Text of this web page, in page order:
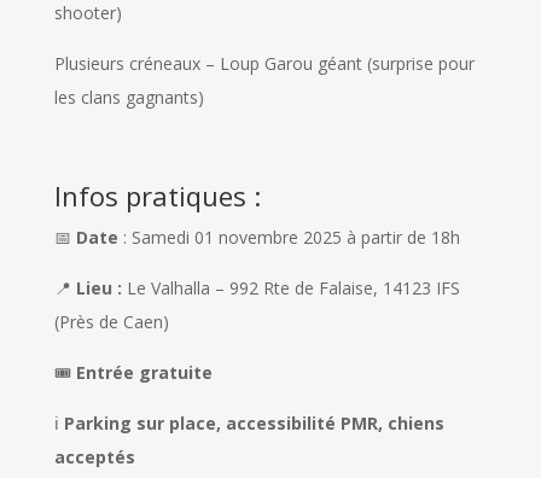
shooter)
Plusieurs créneaux – Loup Garou géant (surprise pour
les clans gagnants)
Infos pratiques :
📅 Date : Samedi 01 novembre 2025 à partir de 18h
📍 Lieu : Le Valhalla – 992 Rte de Falaise, 14123 IFS
(Près de Caen)
🎟️ Entrée gratuite
ℹ️ Parking sur place, accessibilité PMR, chiens
acceptés